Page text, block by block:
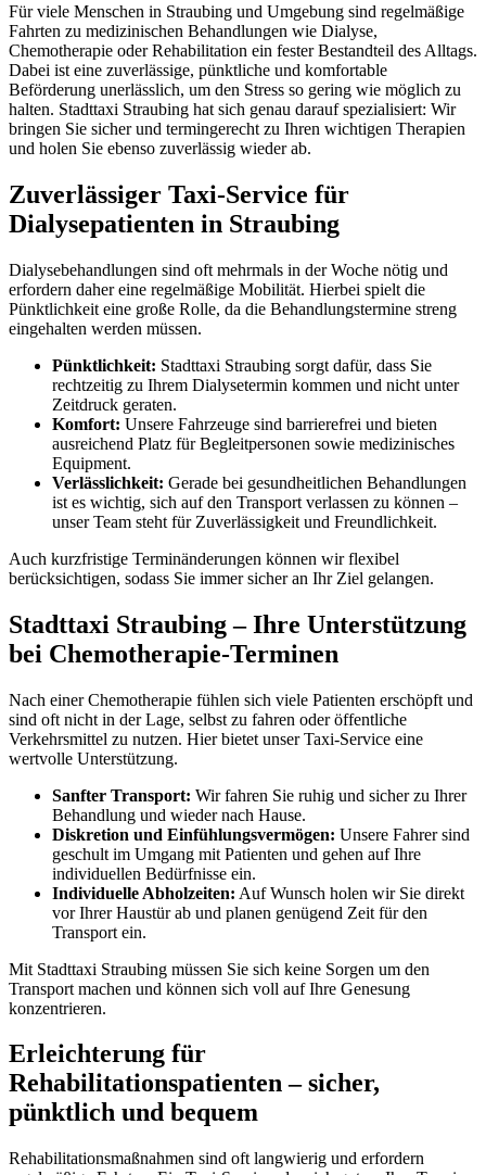
Für viele Menschen in Straubing und Umgebung sind regelmäßige
Fahrten zu medizinischen Behandlungen wie Dialyse,
Chemotherapie oder Rehabilitation ein fester Bestandteil des Alltags.
Dabei ist eine zuverlässige, pünktliche und komfortable
Beförderung unerlässlich, um den Stress so gering wie möglich zu
halten. Stadttaxi Straubing hat sich genau darauf spezialisiert: Wir
bringen Sie sicher und termingerecht zu Ihren wichtigen Therapien
und holen Sie ebenso zuverlässig wieder ab.
Zuverlässiger Taxi-Service für
Dialysepatienten in Straubing
Dialysebehandlungen sind oft mehrmals in der Woche nötig und
erfordern daher eine regelmäßige Mobilität. Hierbei spielt die
Pünktlichkeit eine große Rolle, da die Behandlungstermine streng
eingehalten werden müssen.
Pünktlichkeit: Stadttaxi Straubing sorgt dafür, dass Sie
rechtzeitig zu Ihrem Dialysetermin kommen und nicht unter
Zeitdruck geraten.
Komfort: Unsere Fahrzeuge sind barrierefrei und bieten
ausreichend Platz für Begleitpersonen sowie medizinisches
Equipment.
Verlässlichkeit: Gerade bei gesundheitlichen Behandlungen
ist es wichtig, sich auf den Transport verlassen zu können –
unser Team steht für Zuverlässigkeit und Freundlichkeit.
Auch kurzfristige Terminänderungen können wir flexibel
berücksichtigen, sodass Sie immer sicher an Ihr Ziel gelangen.
Stadttaxi Straubing – Ihre Unterstützung
bei Chemotherapie-Terminen
Nach einer Chemotherapie fühlen sich viele Patienten erschöpft und
sind oft nicht in der Lage, selbst zu fahren oder öffentliche
Verkehrsmittel zu nutzen. Hier bietet unser Taxi-Service eine
wertvolle Unterstützung.
Sanfter Transport: Wir fahren Sie ruhig und sicher zu Ihrer
Behandlung und wieder nach Hause.
Diskretion und Einfühlungsvermögen: Unsere Fahrer sind
geschult im Umgang mit Patienten und gehen auf Ihre
individuellen Bedürfnisse ein.
Individuelle Abholzeiten: Auf Wunsch holen wir Sie direkt
vor Ihrer Haustür ab und planen genügend Zeit für den
Transport ein.
Mit Stadttaxi Straubing müssen Sie sich keine Sorgen um den
Transport machen und können sich voll auf Ihre Genesung
konzentrieren.
Erleichterung für
Rehabilitationspatienten – sicher,
pünktlich und bequem
Rehabilitationsmaßnahmen sind oft langwierig und erfordern